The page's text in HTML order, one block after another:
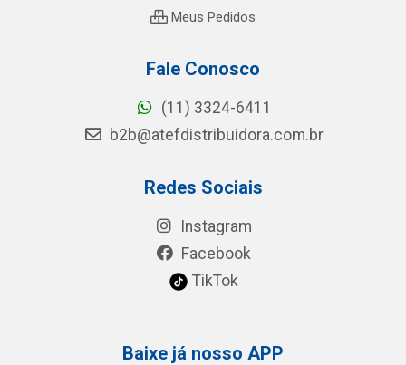
Meus Pedidos
Fale Conosco
(11) 3324-6411
b2b@atefdistribuidora.com.br
Redes Sociais
Instagram
Facebook
TikTok
Baixe já nosso APP